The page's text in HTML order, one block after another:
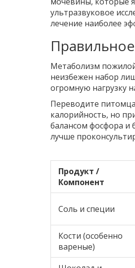
ультразвуковое
лечение наиболее
Метаболизм
неизбежен набор
огромную нагрузку
Переводите
калорийность, но
балансом фосфора и
лучше
Продукт /
Компонент
Соль и специи
Кости (особенно
вареные)